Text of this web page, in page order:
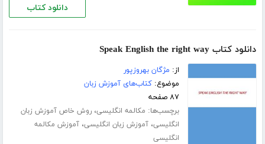
دانلود کتاب
دانلود کتاب Speak English the right way
از: مژگان بهروزپور
موضوع:کتاب‌های آموزش زبان
۸۷ صفحه
برچسب‌ها: مکالمه انگلیسی،روش خاص آموزش زبان
انگلیسی،آموزش زبان انگلیسی،آموزش مکالمه
انگلیسی